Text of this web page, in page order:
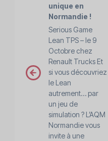
unique en
Normandie !
Serious Game
Lean TPS – le 9
Octobre chez
Renault Trucks Et
si vous découvriez
le Lean
autrement… par
un jeu de
simulation ? L’AQM
Normandie vous
invite à une
prev